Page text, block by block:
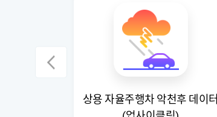
상용 자율주행차 악천후 데이터